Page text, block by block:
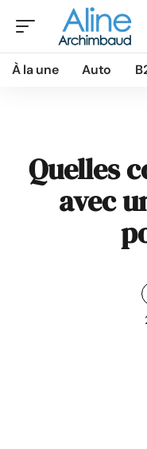
À la une Auto
Quelles
avec